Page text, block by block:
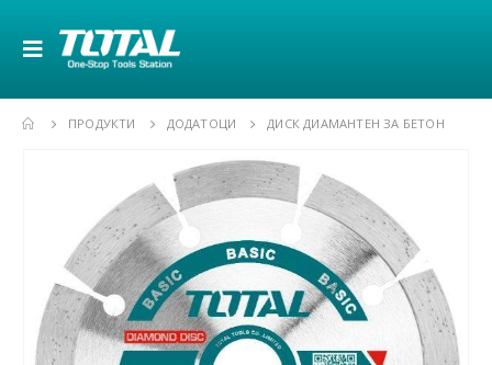
ПРОДУКТИ ДОДАТОЦИ ДИСК ДИАМАНТЕН ЗА БЕТОН